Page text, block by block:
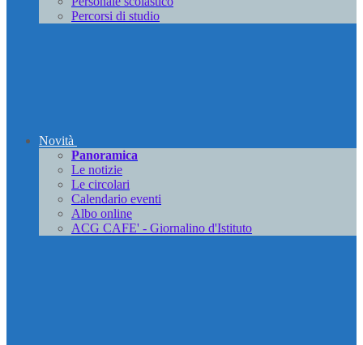
Percorsi di studio
Novità
Panoramica
Le notizie
Le circolari
Calendario eventi
Albo online
ACG CAFE' - Giornalino d'Istituto